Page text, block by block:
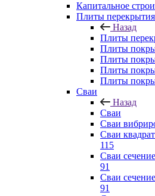
Капитальное
Плиты
Назад
Плиты
Плиты
Плиты
Плиты
Плиты
Сваи
Назад
Сваи
Сваи
Сваи
115
Сваи
91
Сваи
91